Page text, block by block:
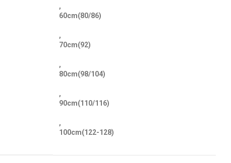
,
60cm(80/86)
,
70cm(92)
,
80cm(98/104)
,
90cm(110/116)
,
100cm(122-128)